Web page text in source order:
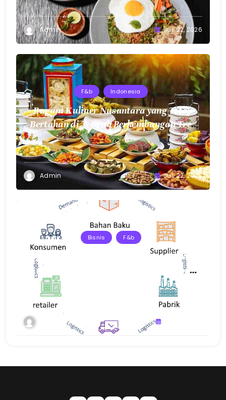
Admin Juli 22, 2026
F&b Indonesia
Ragam Kuliner Nusantara yang Tetap
Bertahan di Tengah Perkembangan Tren
Makanan Modern
Admin Juli 22, 2026
Bisnis F&b
Strategi Pengelolaan Rantai Pasok F&B
untuk Menjaga Kualitas Produk dan